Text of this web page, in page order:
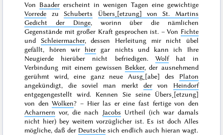
Von Baader erscheint in wenigen Tagen eine gewichtige
Vorrede zu Schuberts
Übers˖[etzung] von St. Martins
Gedicht der Dinge, worinn über die nämlichen
Gegenstände mit großer Kraft gesprochen ist. – Von Fichte
und Schleiermacher, dessen Herleitung mir nicht übel
gefällt, hören wir hier gar nichts und kann ich Ihre
Neugierde hierüber nicht befriedigen. Wolfhat in
Verbindung mit einem gewissen Bekker, der ausnehmend
gerühmt wird, eine ganz neue Ausg˖[abe] des Platon
angekündigt, die soviel man merktder von Heindorf
entgegengestellt wird. Kennen Sie seine Übers˖[etzung]
von denWolken? – Hier las er eine fast fertige von den
Acharnern vor, die nach Jacobs Urtheil (ich war damals
nicht hier) bey weitem vorzüglicher ist. Es ist doch Alles
mögliche, daß der Deutsche sich endlich auch hieran wagt.